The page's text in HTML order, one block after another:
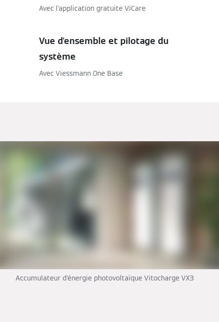
Avec l'application gratuite ViCare
Vue d'ensemble et pilotage du
système
Avec Viessmann One Base
Accumulateur d'énergie photovoltaïque Vitocharge VX3